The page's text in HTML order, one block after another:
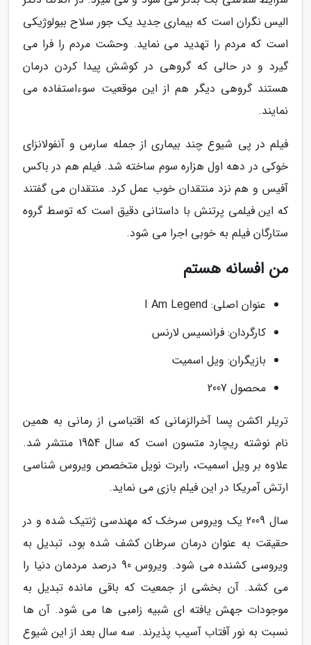
الیس نگران است که بیماری جدید یک جور سلاح بیولوژیکی
است که مردم را تهدید می نماید. وحشت مردم را فرا می
گیرد و در حالی که گروهی در کوشش پیدا کردن درمان
هستند گروهی دیگر هم از این موقعیت سوءاستفاده می
نمایند.
فیلم در پی شیوع چند بیماری از جمله سارس و آنفولانزای
خوکی در دهه اول هزاره سوم ساخته شد. فیلم هم در باکس
آفیس و هم نزد منتقدان خوب عمل کرد. منتقدان می گفتند
که این فیلمی پرتنش با داستانی دقیق است که توسط گروه
ستارگان فیلم به خوبی اجرا می شود.
من افسانه هستم
عنوان اصلی: I Am Legend
کارگردان: فرانسیس لارنس
بازیگران: ویل اسمیت
محصول 2007
تریلر اکشن پسا آخرالزمانی که اقتباسی از رمانی به همین
نام نوشته ریچارد متسون است که سال 1954 منتشر شد.
علاوه بر ویل اسمیت، رابرت نویل متخصص ویروس شناسی
ارتش آمریکا در این فیلم بازی می نماید.
سال 2009 یک ویروس سرخک که مهندسی ژنتیک شده و در
حقیقت به عنوان درمان سرطان کشف شده بود، تبدیل به
ویروسی کشنده می شود. ویروس 90 درصد مردمان دنیا را
می کشد. آن بخشی از جمعیت که باقی مانده تبدیل به
موجودات جهش یافته ای شبیه زامبی ها می شود. آن ها
نسبت به نور آفتاب آسیب پذیرند. سه سال بعد از این شیوع